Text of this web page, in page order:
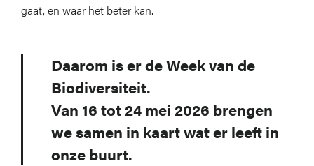
gaat, en waar het beter kan.
Daarom is er de Week van de
Biodiversiteit.
Van 16 tot 24 mei 2026 brengen
we samen in kaart wat er leeft in
onze buurt.